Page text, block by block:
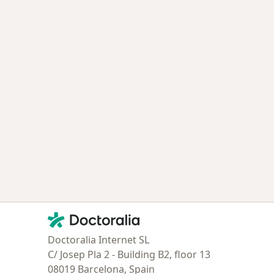
Contacto
Doctoralia - Página de inicio
Doctoralia Internet SL
C/ Josep Pla 2 - Building B2, floor 13
08019 Barcelona, Spain